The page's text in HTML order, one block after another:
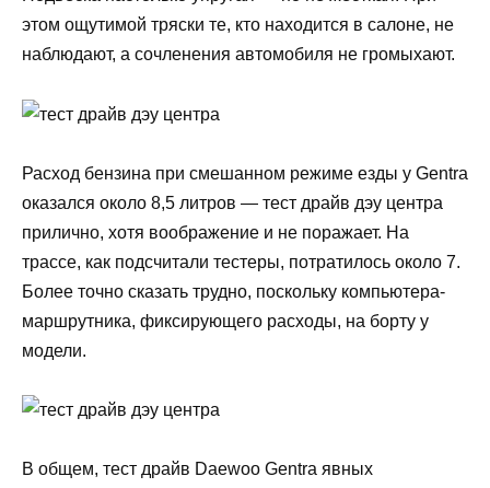
этом ощутимой тряски те, кто находится в салоне, не
наблюдают, а сочленения автомобиля не громыхают.
Расход бензина при смешанном режиме езды у Gentra
оказался около 8,5 литров — тест драйв дэу центра
прилично, хотя воображение и не поражает. На
трассе, как подсчитали тестеры, потратилось около 7.
Более точно сказать трудно, поскольку компьютера-
маршрутника, фиксирующего расходы, на борту у
модели.
В общем, тест драйв Daewoo Gentra явных